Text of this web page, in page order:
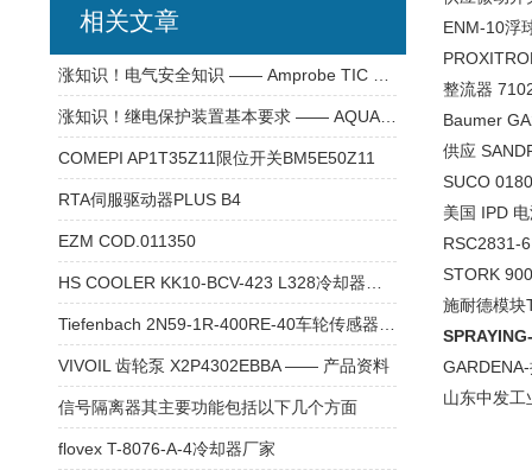
ENM-10浮
整流器
Baumer
供应
SUCO
美国 IPD
RSC2831-
STORK
施耐德模
山东中发工
相关文章
COMEPI AP1T35Z11限位开关BM5E50Z11
RTA伺服驱动器PLUS B4
EZM COD.011350
VIVOIL 齿轮泵 X2P4302EBBA —— 产品资料
信号隔离器其主要功能包括以下几个方面
flovex T-8076-A-4冷却器厂家